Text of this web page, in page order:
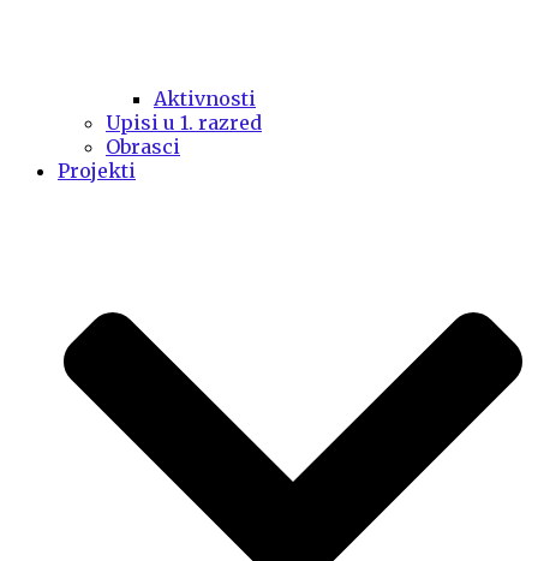
Aktivnosti
Upisi u 1. razred
Obrasci
Projekti